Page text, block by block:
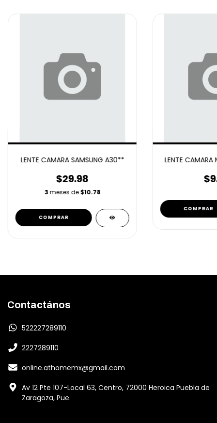
LENTE CAMARA SAMSUNG A30**
$29.98
3 meses de$10.78
LENTE
Contactános
522227289110
2227289110
online.athomemx@gmail.com
Av 12 Pte 107-Local 63, Centro, 72000 Heroica Puebla de
Zaragoza, Pue.